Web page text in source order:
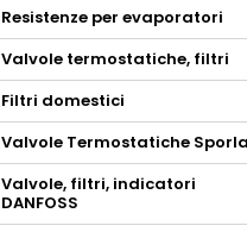
Resistenze per evaporatori
Valvole termostatiche, filtri
Filtri domestici
Valvole Termostatiche
Valvole, filtri, indicatori
DANFOSS